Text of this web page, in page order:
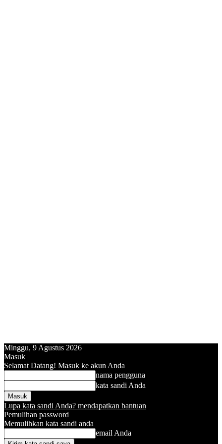
Minggu, 9 Agustus 2026
Masuk
Selamat Datang! Masuk ke akun Anda
nama pengguna
kata sandi Anda
Lupa kata sandi Anda? mendapatkan bantuan
Pemulihan password
Memulihkan kata sandi anda
email Anda